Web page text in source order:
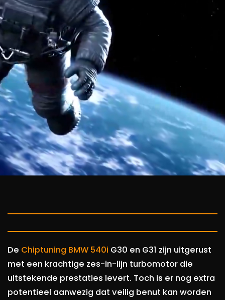
De Chiptuning BMW 540i G30 en G31 zijn uitgerust
met een krachtige zes-in-lijn turbomotor die
uitstekende prestaties levert. Toch is er nog extra
potentieel aanwezig dat veilig benut kan worden